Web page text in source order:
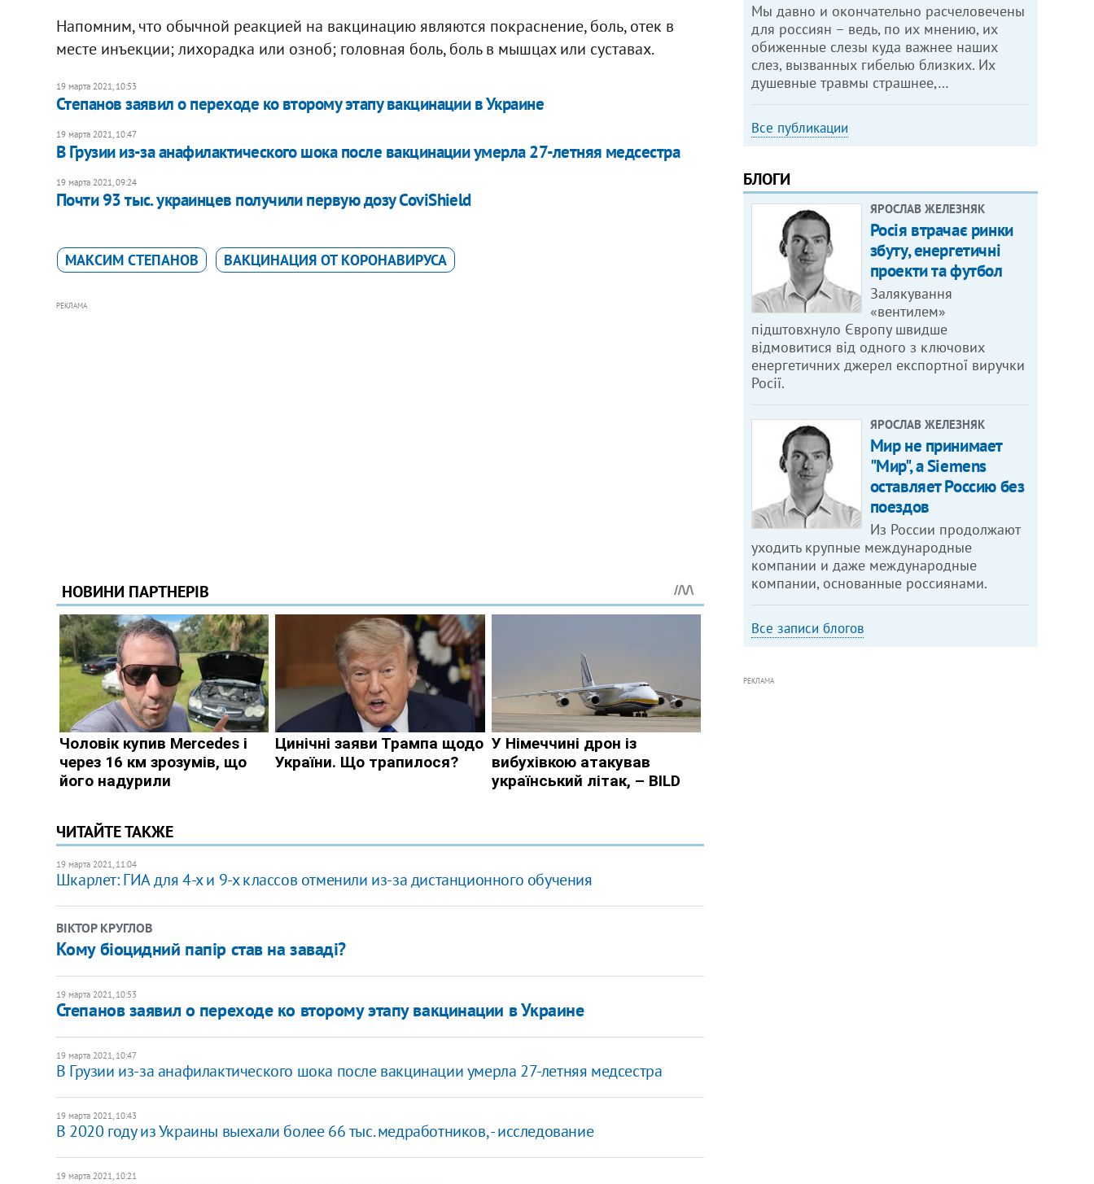
Напомним, что обычной реакцией на вакцинацию являются покраснение, боль, отек в
месте инъекции; лихорадка или озноб; головная боль, боль в мышцах или суставах.
19 марта 2021, 10:53
Степанов заявил о переходе ко второму этапу вакцинации в Украине
19 марта 2021, 10:47
В Грузии из-за анафилактического шока после вакцинации умерла 27-летняя медсестра
19 марта 2021, 09:24
Почти 93 тыс. украинцев получили первую дозу CoviShield
МАКСИМ СТЕПАНОВ ВАКЦИНАЦИЯ ОТ КОРОНАВИРУСА
РЕКЛАМА
ЧИТАЙТЕ ТАКЖЕ
19 марта 2021, 11:04
Шкарлет: ГИА для 4-х и 9-х классов отменили из-за дистанционного обучения
ВІКТОР КРУГЛОВ
Кому біоцидний папір став на заваді?
19 марта 2021, 10:53
Степанов заявил о переходе ко второму этапу вакцинации в Украине
19 марта 2021, 10:47
В Грузии из-за анафилактического шока после вакцинации умерла 27-летняя медсестра
19 марта 2021, 10:43
В 2020 году из Украины выехали более 66 тыс. медработников, - исследование
19 марта 2021, 10:21
Мы давно и окончательно расчеловечены
для россиян – ведь, по их мнению, их
обиженные слезы куда важнее наших
слез, вызванных гибелью близких. Их
душевные травмы страшнее,…
Все публикации
БЛОГИ
ЯРОСЛАВ ЖЕЛЕЗНЯК
Росія втрачає ринки
збуту, енергетичні
проекти та футбол
Залякування
«вентилем»
підштовхнуло Європу швидше
відмовитися від одного з ключових
енергетичних джерел експортної виручки
Росії.
ЯРОСЛАВ ЖЕЛЕЗНЯК
Мир не принимает
"Мир", а Siemens
оставляет Россию без
поездов
Из России продолжают
уходить крупные международные
компании и даже международные
компании, основанные россиянами.
Все записи блогов
РЕКЛАМА